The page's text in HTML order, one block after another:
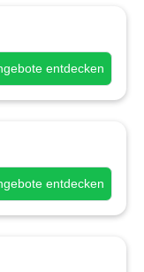
entdecken
entdecken